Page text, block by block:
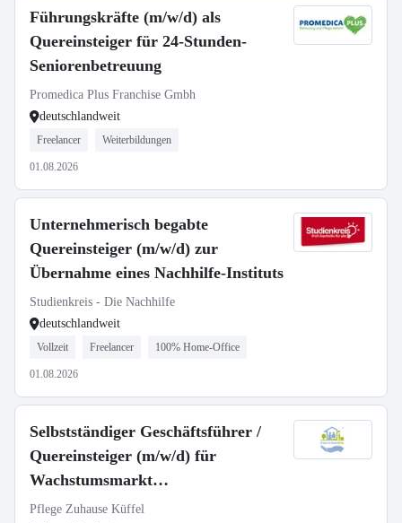
Führungskräfte (m/w/d) als
Quereinsteiger für 24-Stunden-
Seniorenbetreuung
Promedica Plus Franchise Gmbh
deutschlandweit
Freelancer Weiterbildungen
01.08.2026
Unternehmerisch begabte
Quereinsteiger (m/w/d) zur
Übernahme eines Nachhilfe-Instituts
Studienkreis - Die Nachhilfe
deutschlandweit
Vollzeit Freelancer 100% Home-Office
01.08.2026
Selbstständiger Geschäftsführer /
Quereinsteiger (m/w/d) für
Wachstumsmarkt
Seniorenbetreuung
Pflege Zuhause Küffel